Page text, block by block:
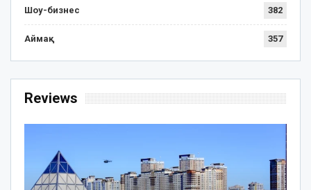
Шоу-бизнес 382
Аймақ 357
Reviews